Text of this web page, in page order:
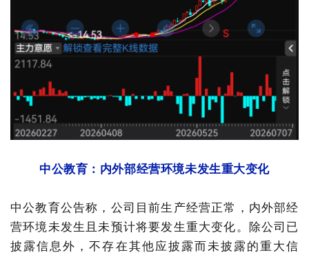
中公教育：内外部经营环境未发生重大变化
中公教育公告称，公司目前生产经营正常，内外部经
营环境未发生且未预计将要发生重大变化。除公司已
披露信息外，不存在其他应披露而未披露的重大信